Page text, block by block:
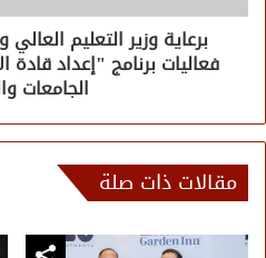
برعاية وزير التعليم
فعاليات برنامج "إعداد قادة
الجامعات
مقالات ذات صلة